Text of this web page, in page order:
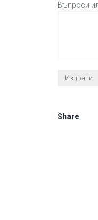
Въпроси
Share